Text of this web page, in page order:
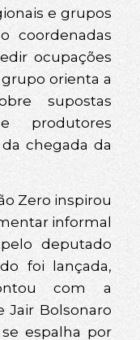
e grupos
coordenadas
ocupações
orienta a
supostas
produtores
chegada da
Zero inspirou
informal
deputado
foi lançada,
com a
Jair Bolsonaro
espalha por